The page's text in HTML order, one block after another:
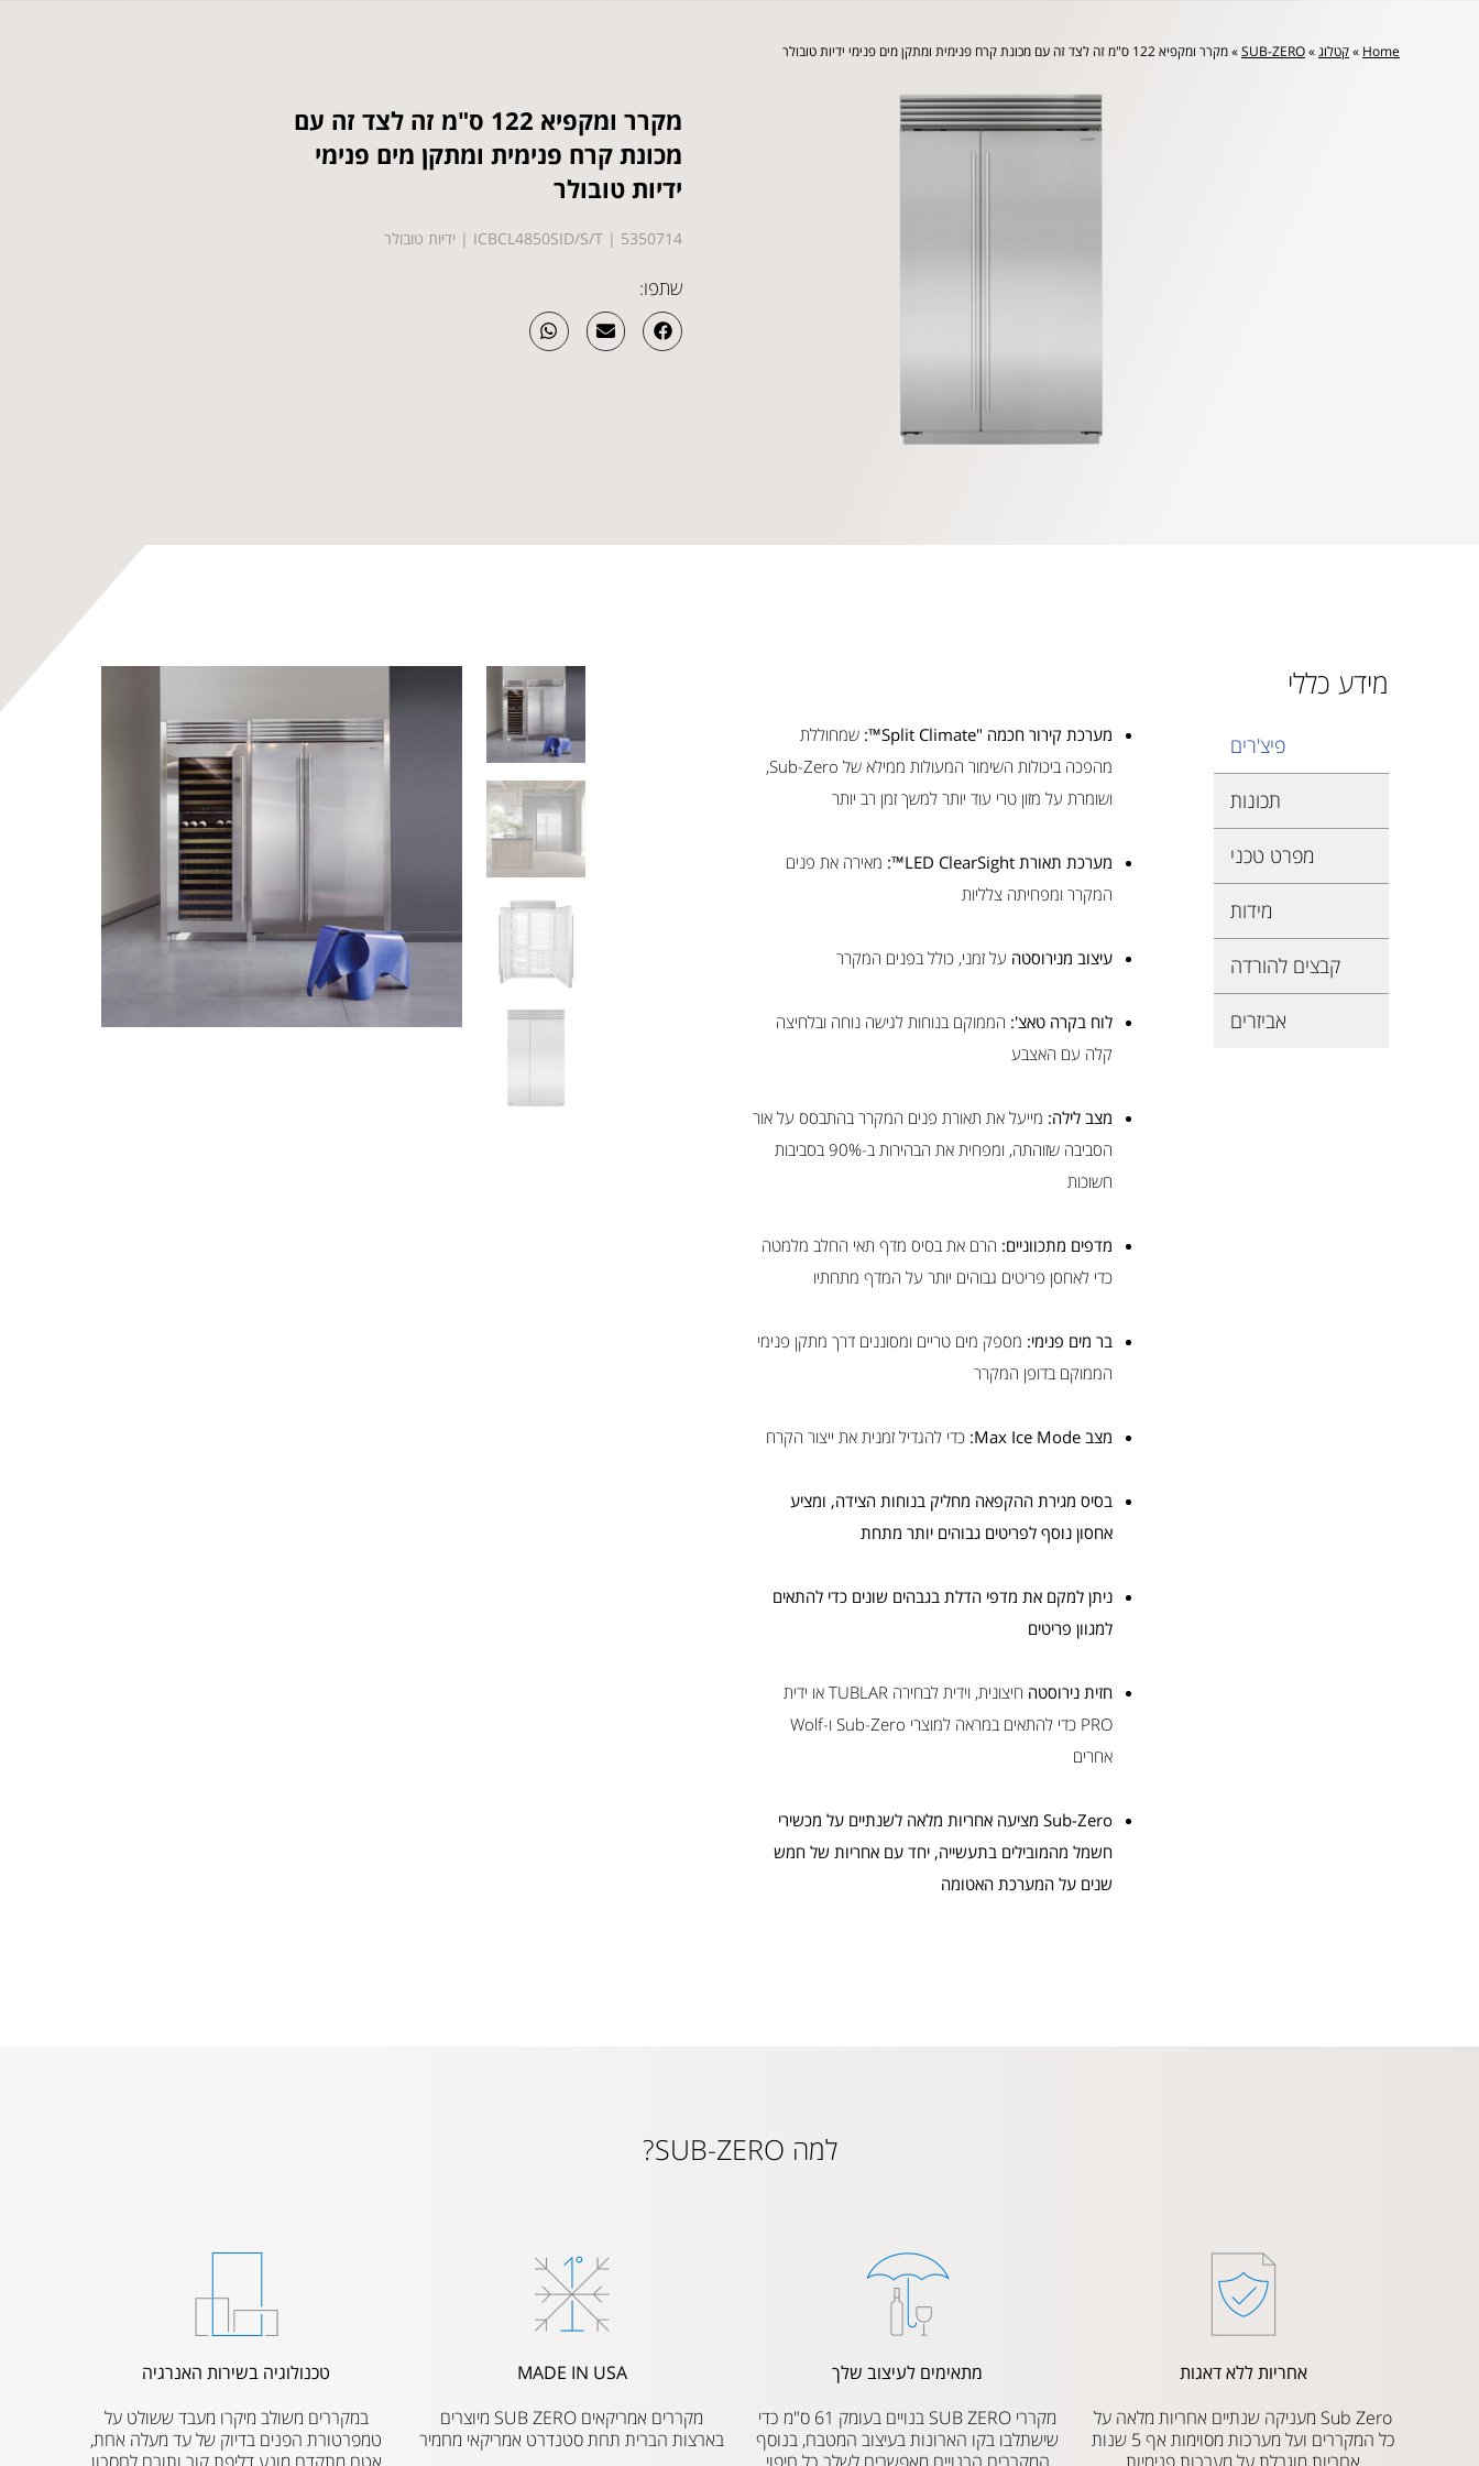
Home
»קטלוג»
SUB-ZERO
»מקרר ומקפיא 122 ס"מ זה לצד זה עם מכונת קרח פנימית ומתקן מים פנימי ידיות טובולר
מקרר ומקפיא 122 ס"מ זה לצד זה עם
מכונת קרח פנימית ומתקן מים פנימי
ידיות טובולר
5350714 | ICBCL4850SID/S/T | ידיות טובולר
שתפו:
מידע כללי
פיצ'רים
תכונות
מפרט טכני
מידות
קבצים להורדה
אביזרים
מערכת קירור חכמה "Split Climate™:
שמחוללת
מהפכה ביכולות השימור המעולות ממילא של Sub-Zero,
ושומרת על מזון טרי עוד יותר למשך זמן רב יותר
מערכת תאורת LED ClearSight™:
מאירה את פנים
המקרר ומפחיתה צלליות
עיצוב מנירוסטה על זמני, כולל בפנים המקרר
לוח בקרה טאצ': הממוקם בנוחות לגישה נוחה ובלחיצה
קלה עם האצבע
מצב לילה: מייעל את תאורת פנים המקרר בהתבסס על אור
הסביבה שזוהתה, ומפחית את הבהירות ב-90% בסביבות
חשוכות
מדפים מתכווניים: הרם את בסיס מדף תאי החלב מלמטה
כדי לאחסן פריטים גבוהים יותר על המדף מתחתיו
בר מים פנימי: מספק מים טריים ומסוננים דרך מתקן פנימי
הממוקם בדופן המקרר
מצב Max Ice Mode: כדי להגדיל זמנית את ייצור הקרח
בסיס מגירת ההקפאה מחליק בנוחות הצידה, ומציע
אחסון נוסף לפריטים גבוהים יותר מתחת
ניתן למקם את מדפי הדלת בגבהים שונים כדי להתאים
למגוון פריטים
חזית נירוסטה
חיצונית, וידית לבחירה TUBLAR או ידית
PRO כדי להתאים במראה למוצרי Sub-Zero ו-Wolf
אחרים
Sub-Zero מציעה אחריות מלאה לשנתיים על מכשירי
חשמל מהמובילים בתעשייה, יחד עם אחריות של חמש
שנים על המערכת האטומה
למה SUB-ZERO?
אחריות ללא דאגות
Sub Zero מעניקה שנתיים אחריות מלאה על
כל המקררים ועל מערכות מסוימות אף 5 שנות
מתאימים לעיצוב שלך
מקררי SUB ZERO בנויים בעומק 61 ס"מ כדי
שישתלבו בקו הארונות בעיצוב המטבח, בנוסף
MADE IN USA
מקררים אמריקאים SUB ZERO מיוצרים
בארצות הברית תחת סטנדרט אמריקאי מחמיר
טכנולוגיה בשירות האנרגיה
במקררים משולב מיקרו מעבד ששולט על
טמפרטורת הפנים בדיוק של עד מעלה אחת,